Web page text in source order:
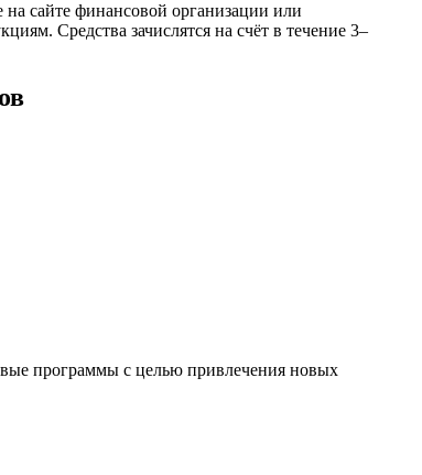
на сайте финансовой организации или
Средства зачислятся на счёт в течение 3–
программы с целью привлечения новых